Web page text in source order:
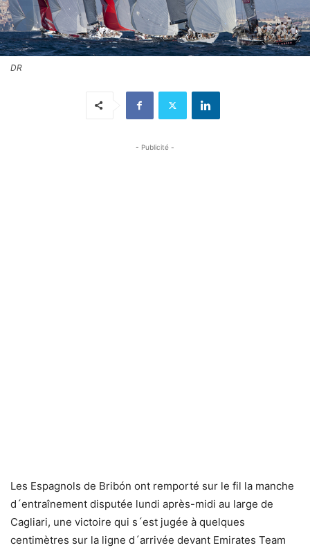
DR
- Publicité -
Les Espagnols de Bribón ont remporté sur le fil la manche
d´entraînement disputée lundi après-midi au large de
Cagliari, une victoire qui s´est jugée à quelques
centimètres sur la ligne d´arrivée devant Emirates Team